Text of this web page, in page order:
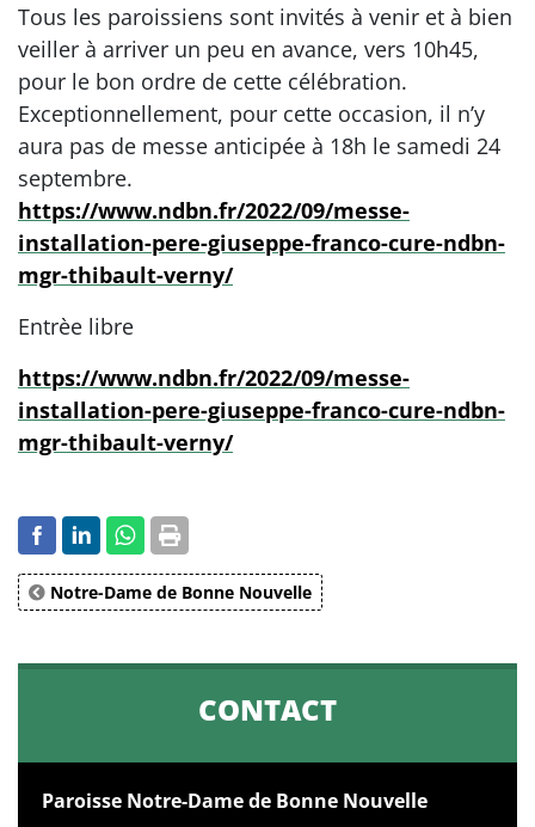
Tous les paroissiens sont invités à venir et à bien
veiller à arriver un peu en avance, vers 10h45,
pour le bon ordre de cette célébration.
Exceptionnellement, pour cette occasion, il n’y
aura pas de messe anticipée à 18h le samedi 24
septembre.
https://www.ndbn.fr/2022/09/messe-
installation-pere-giuseppe-franco-cure-ndbn-
mgr-thibault-verny/
Entrèe libre
https://www.ndbn.fr/2022/09/messe-
installation-pere-giuseppe-franco-cure-ndbn-
mgr-thibault-verny/
Notre-Dame de Bonne Nouvelle
CONTACT
Paroisse Notre-Dame de Bonne Nouvelle